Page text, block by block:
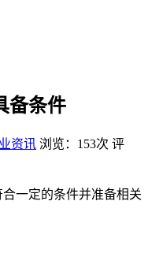
备条件
资讯 浏览：153次 评
一定的条件并准备相关